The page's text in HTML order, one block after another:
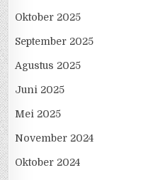
Oktober 2025
September 2025
Agustus 2025
Juni 2025
Mei 2025
November 2024
Oktober 2024